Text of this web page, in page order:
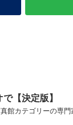
【決定版】
館カテゴリーの専